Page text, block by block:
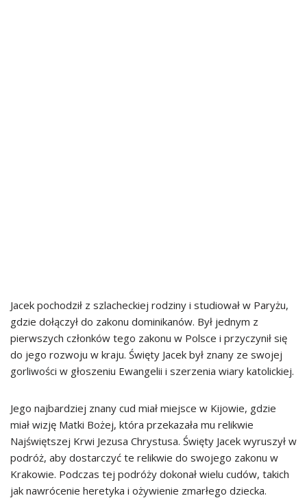
Jacek pochodził z szlacheckiej rodziny i studiował w Paryżu,
gdzie dołączył do zakonu dominikanów. Był jednym z
pierwszych członków tego zakonu w Polsce i przyczynił się
do jego rozwoju w kraju. Święty Jacek był znany ze swojej
gorliwości w głoszeniu Ewangelii i szerzenia wiary katolickiej.
Jego najbardziej znany cud miał miejsce w Kijowie, gdzie
miał wizję Matki Bożej, która przekazała mu relikwie
Najświętszej Krwi Jezusa Chrystusa. Święty Jacek wyruszył w
podróż, aby dostarczyć te relikwie do swojego zakonu w
Krakowie. Podczas tej podróży dokonał wielu cudów, takich
jak nawrócenie heretyka i ożywienie zmarłego dziecka.